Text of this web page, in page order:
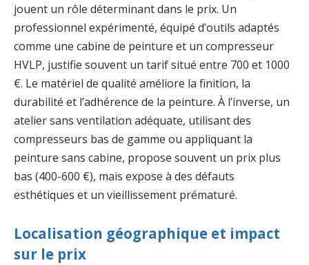
jouent un rôle déterminant dans le prix. Un
professionnel expérimenté, équipé d’outils adaptés
comme une cabine de peinture et un compresseur
HVLP, justifie souvent un tarif situé entre 700 et 1000
€. Le matériel de qualité améliore la finition, la
durabilité et l’adhérence de la peinture. À l’inverse, un
atelier sans ventilation adéquate, utilisant des
compresseurs bas de gamme ou appliquant la
peinture sans cabine, propose souvent un prix plus
bas (400-600 €), mais expose à des défauts
esthétiques et un vieillissement prématuré.
Localisation géographique et impact
sur le prix